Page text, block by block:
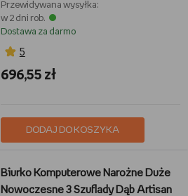
słuchawki i torbę, Duży zakres
regulacji 72-118 cm, Blat 120x60 cm,
Przewidywana wysyłka:
w 2 dni rob.
Dostawa za darmo
5
696,55 zł
DODAJ DO KOSZYKA
Biurko Komputerowe Narożne Duże
Nowoczesne 3 Szuflady Dąb Artisan